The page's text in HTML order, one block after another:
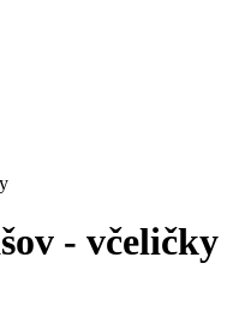
- včeličky